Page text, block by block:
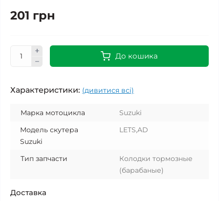
201 грн
До кошика
Характеристики: (дивитися всі)
Марка мотоцикла
Suzuki
Модель скутера
Suzuki
LETS,AD
Тип запчасти
Колодки тормозные
(барабаные)
Доставка